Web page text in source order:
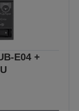
E04 +